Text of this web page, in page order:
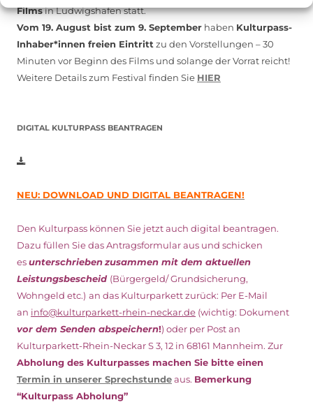
Filmsin Ludwigshafen statt.
Vom 19. August bist zum 9. September haben Kulturpass-
Inhaber*innen freien Eintritt zu den Vorstellungen – 30
Minuten vor Beginn des Films und solange der Vorrat reicht!
Weitere Details zum Festival finden Sie HIER
DIGITAL KULTURPASS BEANTRAGEN
NEU: DOWNLOAD UND DIGITAL BEANTRAGEN!
Den Kulturpass können Sie jetzt auch digital beantragen.
Dazu füllen Sie das Antragsformular aus und schicken
esunterschriebenzusammen mit dem aktuellen
Leistungsbescheid (Bürgergeld/ Grundsicherung,
Wohngeld etc.) an das Kulturparkett zurück: Per E-Mail
an info@kulturparkett-rhein-neckar.de (wichtig: Dokument
vor dem Senden abspeichern!) oder per Post an
Kulturparkett-Rhein-Neckar S 3, 12 in 68161 Mannheim. Zur
Abholung des Kulturpasses machen Sie bitte einen
Termin in unserer Sprechstundeaus. Bemerkung
“Kulturpass Abholung”